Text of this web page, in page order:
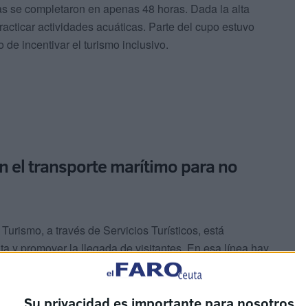
se completaron en apenas 48 horas. Dada la alta
actividades acuáticas. Parte del cupo estuvo
de incentivar el turismo inclusivo.
el transporte marítimo para no
a través de Servicios Turísticos, está
y promover la llegada de visitantes. En esa línea hay
descuentos del 50 % en el transporte marítimo para
en las conexiones aéreas con helicóptero.